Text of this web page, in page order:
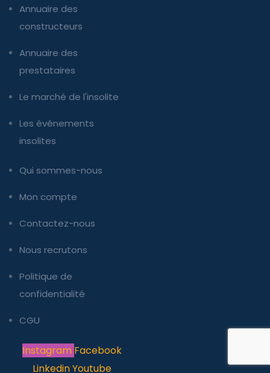
Annuaire des
constructeurs
Annuaire des
prestataires
Le marché de l'insolite
Les événements
insolites
Qui sommes-nous
Mon compte
Contactez-nous
Nous recrutons
Politique de
confidentialité
CGU
Instagram Facebook
LinkedinYoutube